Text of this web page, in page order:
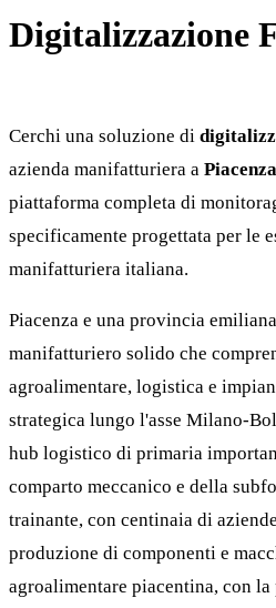
Digitalizzazione
Cerchi una soluzione di
azienda manifatturiera a Piacenza
piattaforma completa di
specificamente progettata per le
manifatturiera italiana.
Piacenza e una provincia
manifatturiero solido che
agroalimentare, logistica e
strategica lungo l'asse Milano-
hub logistico di primaria
comparto meccanico e della
trainante, con centinaia di
produzione di componenti e
agroalimentare piacentina, con